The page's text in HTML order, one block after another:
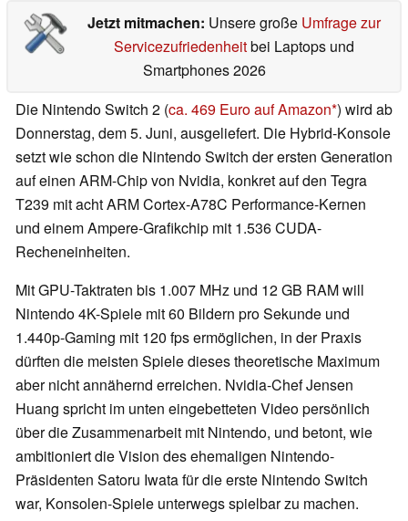
Jetzt mitmachen: Unsere große Umfrage zur
Servicezufriedenheitbei Laptops und
Smartphones 2026
Die Nintendo Switch 2 (ca. 469 Euro auf Amazon ) wird ab
Donnerstag, dem 5. Juni, ausgeliefert. Die Hybrid-Konsole
setzt wie schon die Nintendo Switch der ersten Generation
auf einen ARM-Chip von Nvidia, konkret auf den Tegra
T239 mit acht ARM Cortex-A78C Performance-Kernen
und einem Ampere-Grafikchip mit 1.536 CUDA-
Recheneinheiten.
Mit GPU-Taktraten bis 1.007 MHz und 12 GB RAM will
Nintendo 4K-Spiele mit 60 Bildern pro Sekunde und
1.440p-Gaming mit 120 fps ermöglichen, in der Praxis
dürften die meisten Spiele dieses theoretische Maximum
aber nicht annähernd erreichen. Nvidia-Chef Jensen
Huang spricht im unten eingebetteten Video persönlich
über die Zusammenarbeit mit Nintendo, und betont, wie
ambitioniert die Vision des ehemaligen Nintendo-
Präsidenten Satoru Iwata für die erste Nintendo Switch
war, Konsolen-Spiele unterwegs spielbar zu machen.